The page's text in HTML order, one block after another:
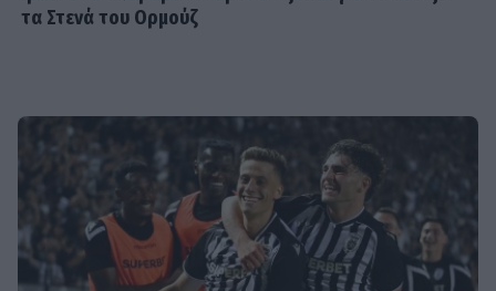
και του Αλέκου Αλεξανδράκη
MEDIA
Δύο μαύρα πουκάμισα spoiler: Η
άφιξη της Μαρκέλλας φέρνει κι ένα
θαμμένο μυστικό από την Κρήτη
τα Στενά του Ορμούζ